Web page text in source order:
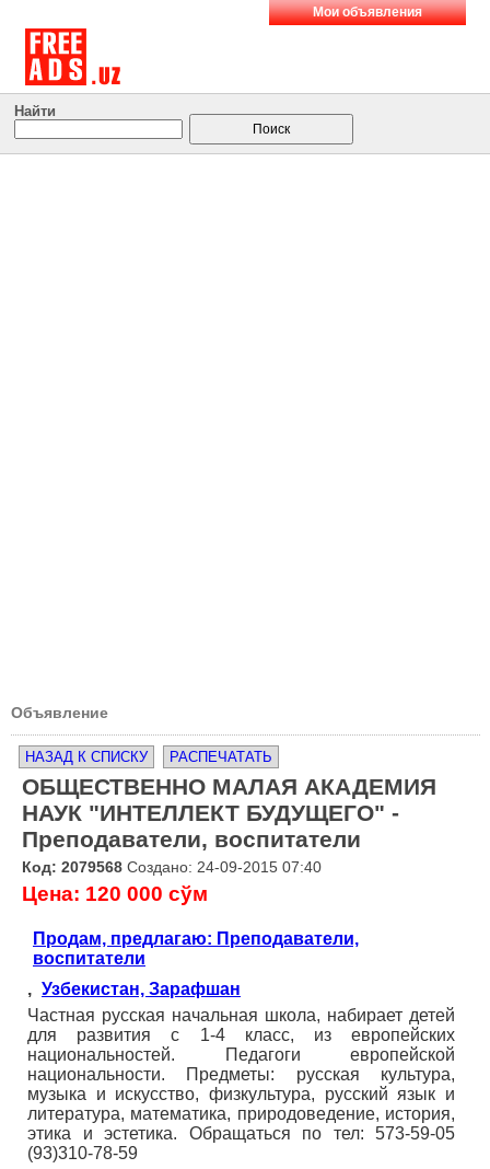
Мои объявления
Найти
Объявление
НАЗАД К СПИСКУ РАСПЕЧАТАТЬ
ОБЩЕСТВЕННО МАЛАЯ АКАДЕМИЯ
НАУК "ИНТЕЛЛЕКТ БУДУЩЕГО" -
Преподаватели, воспитатели
Код: 2079568 Создано: 24-09-2015 07:40
Цена: 120 000 сўм
Продам, предлагаю: Преподаватели,
воспитатели
, Узбекистан, Зарафшан
Частная русская начальная школа, набирает детей
для развития с 1-4 класс, из европейских
национальностей. Педагоги европейской
национальности. Предметы: русская культура,
музыка и искусство, физкультура, русский язык и
литература, математика, природоведение, история,
этика и эстетика. Обращаться по тел: 573-59-05
(93)310-78-59